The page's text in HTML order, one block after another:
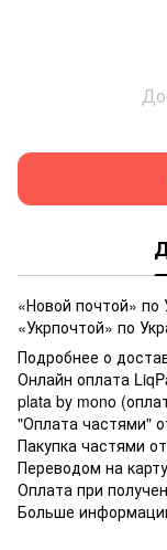
«Новой почтой» по
«Укрпочтой» по
Подробнее о
Онлайн оплата
plata by mono
"Оплата частями"
Пакупка частями
Переводом на
Оплата при
Больше